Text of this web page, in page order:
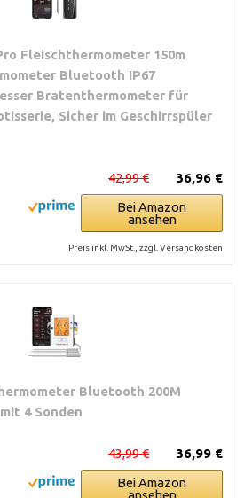
Fleischthermometer 150m
Bluetooth IP67
Bratenthermometer für
Sicher im Geschirrspüler
36,96 €
42,99 €
Bei Amazon
ansehen
Preis inkl. MwSt., zzgl. Versandkosten
Bluetooth 200M
4 Sonden
36,99 €
43,99 €
Bei Amazon
ansehen